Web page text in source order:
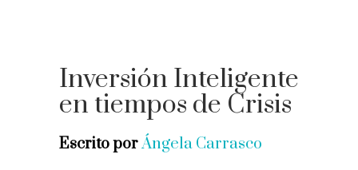
Inversión Inteligente
en tiempos de Crisis
Escrito porÁngela Carrasco